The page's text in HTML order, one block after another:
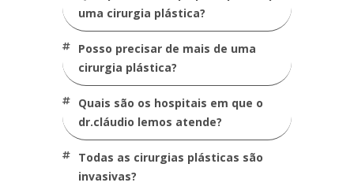
uma cirurgia plástica?
posso precisar de mais de uma
cirurgia plástica?
quais são os hospitais em que o
dr.cláudio lemos atende?
todas as cirurgias plásticas são
invasivas?